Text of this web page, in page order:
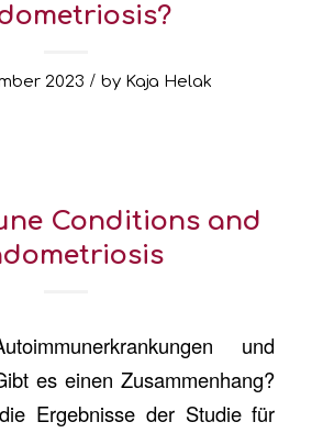
2023 / by Kaja Helak
Conditions and
und
es einen Zusammenhang?
Ergebnisse der Studie für